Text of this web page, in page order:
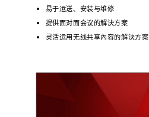
易于运送、安装与维修
提供面对面会议的解決方案
灵活运用无线共享內容的解決方案